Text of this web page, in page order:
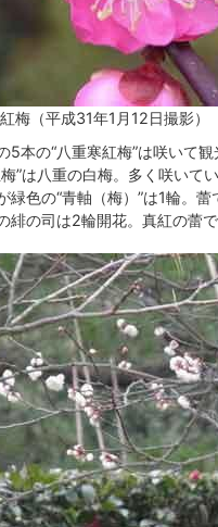
梅（平成31年1月12日撮影）
5本の“八重寒紅梅”は咲いて
”は八重の白梅。多く咲いてい
緑色の“青軸（梅）”は1輪。蕾
緋の司は2輪開花。真紅の蕾で